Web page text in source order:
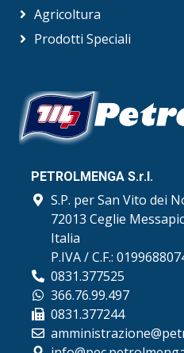
Agricoltura
Prodotti Speciali
PETROLMENGA S.r.l.
S.P. per San Vito dei
72013 Ceglie
Italia
P.IVA / C.F.:
0831.377525
366.76.99.497
0831.377244